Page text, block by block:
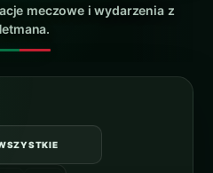
meczowe i wydarzenia z